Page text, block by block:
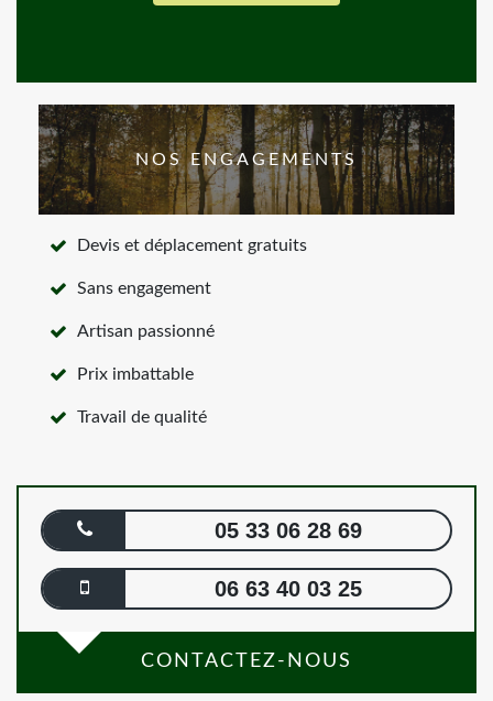
NOS ENGAGEMENTS
Devis et déplacement gratuits
Sans engagement
Artisan passionné
Prix imbattable
Travail de qualité
05 33 06 28 69
06 63 40 03 25
CONTACTEZ-NOUS